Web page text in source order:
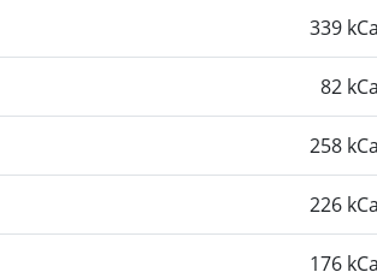
339
82
258
226
176